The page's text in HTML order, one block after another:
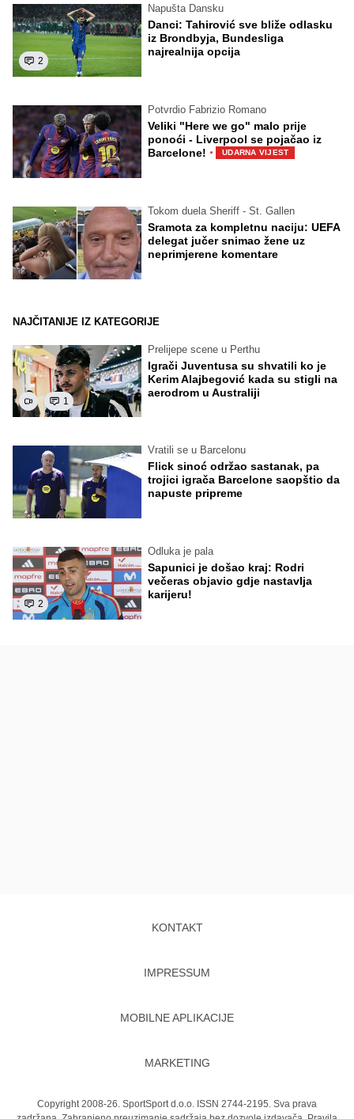
2
Napušta Dansku
Danci: Tahirović sve bliže odlasku
iz Brondbyja, Bundesliga
najrealnija opcija
Potvrdio Fabrizio Romano
Veliki "Here we go" malo prije
ponoći - Liverpool se pojačao iz
Barcelone! · UDARNA VIJEST
Tokom duela Sheriff - St. Gallen
Sramota za kompletnu naciju: UEFA
delegat jučer snimao žene uz
neprimjerene komentare
NAJČITANIJE IZ KATEGORIJE
1
Prelijepe scene u Perthu
Igrači Juventusa su shvatili ko je
Kerim Alajbegović kada su stigli na
aerodrom u Australiji
Vratili se u Barcelonu
Flick sinoć održao sastanak, pa
trojici igrača Barcelone saopštio da
napuste pripreme
2
Odluka je pala
Sapunici je došao kraj: Rodri
večeras objavio gdje nastavlja
karijeru!
KONTAKT
IMPRESSUM
MOBILNE APLIKACIJE
MARKETING
Copyright 2008-26. SportSport d.o.o. ISSN 2744-2195. Sva prava